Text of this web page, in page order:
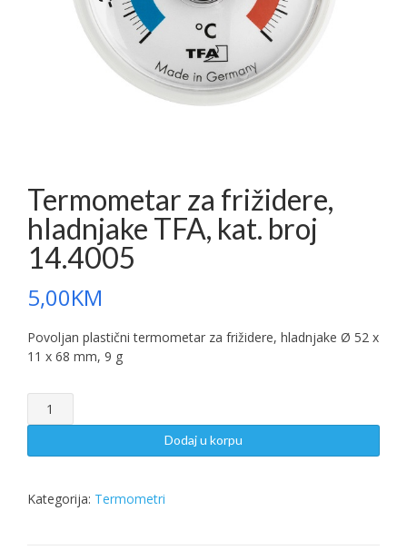
Termometar za frižidere,
hladnjake TFA, kat. broj
14.4005
5,00KM
Povoljan plastični termometar za frižidere, hladnjake Ø 52 x
11 x 68 mm, 9 g
Termometar
za
hladnjake
kat.
Dodaj u korpu
Kategorija: Termometri